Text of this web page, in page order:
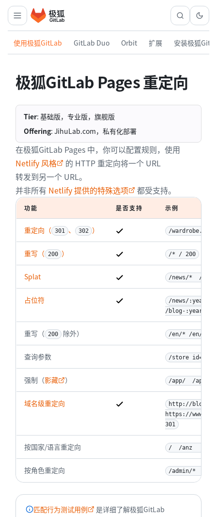
使用极狐GitLab GitLab Duo Orbit 扩展 安装极狐
极狐GitLab Pages 重定向
Tier: 基础版，专业版，旗舰版
Offering: JihuLab.com，私有化部署
在极狐GitLab Pages 中，你可以配置规则，使用
Netlify 风格
的 HTTP 重定向将一个 URL
转发到另一个 URL。
并非所有 Netlify 提供的特殊选项 都受支持。
功能 是否支持 示例
重定向（ 301 、 302 ） /
重写（ 200 ） /* / 200
Splat /news/*  /
占位符
/news/:year/
/blog-:year-
重写（ 200 除外） /en/* /en/
查询参数 /store id=:id
强制（影藏 ） /app/  /app/
域名级重定向
http://
https://
301
按国家/语言重定向 /  /anz     302
按角色重定向 /admin/*  200!
匹配行为测试用例
是详细了解极狐GitLab